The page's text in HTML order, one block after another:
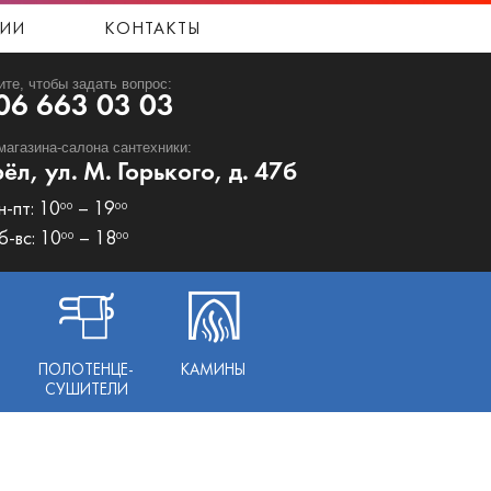
КОНТАКТЫ
чтобы задать вопрос:
663 03 03
салона сантехники:
ул. М. Горького, д. 47б
пт: 1000 – 1900
вс: 1000 – 1800
ПОЛОТЕНЦЕ-
СУШИТЕЛИ
КАМИНЫ